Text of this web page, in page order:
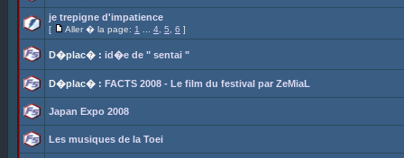
je trepigne d'impatience
[ Aller � la page: 1 4 5 6 ]
D�plac� : id�e de " sentai "
D�plac� : FACTS 2008 - Le film du festival par ZeMiaL
Japan Expo 2008
Les musiques de la Toei